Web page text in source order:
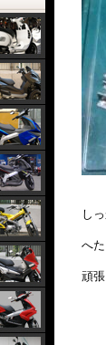
し
へ
頑